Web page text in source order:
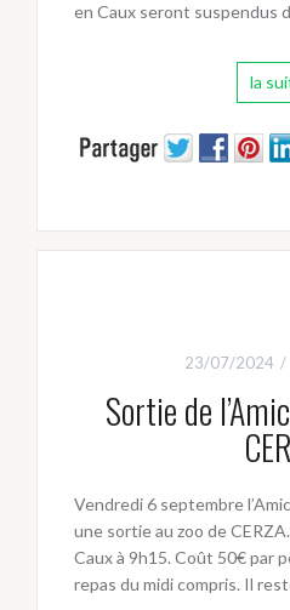
en Caux seront suspendus
la
23/07/2024
Sortie de
Vendredi 6 septembre
une sortie au zoo de
Caux à 9h15. Coût 50€ par
repas du midi compris. Il